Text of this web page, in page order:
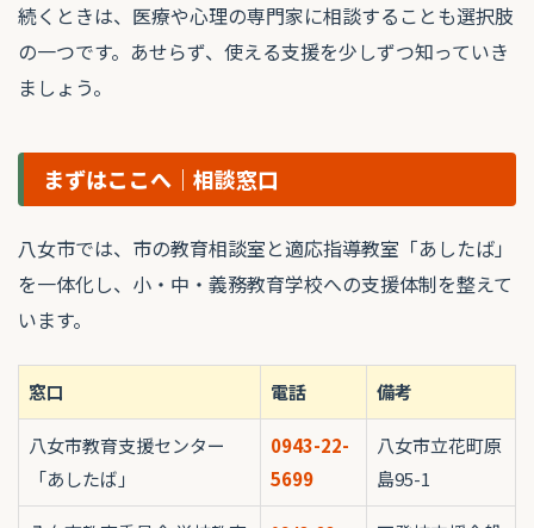
続くときは、医療や心理の専門家に相談することも選択肢
の一つです。あせらず、使える支援を少しずつ知っていき
ましょう。
まずはここへ｜相談窓口
八女市では、市の教育相談室と適応指導教室「あしたば」
を一体化し、小・中・義務教育学校への支援体制を整えて
います。
窓口 電話 備考
八女市教育支援センター
「あしたば」
0943-22-
5699
八女市立花町原
島95-1